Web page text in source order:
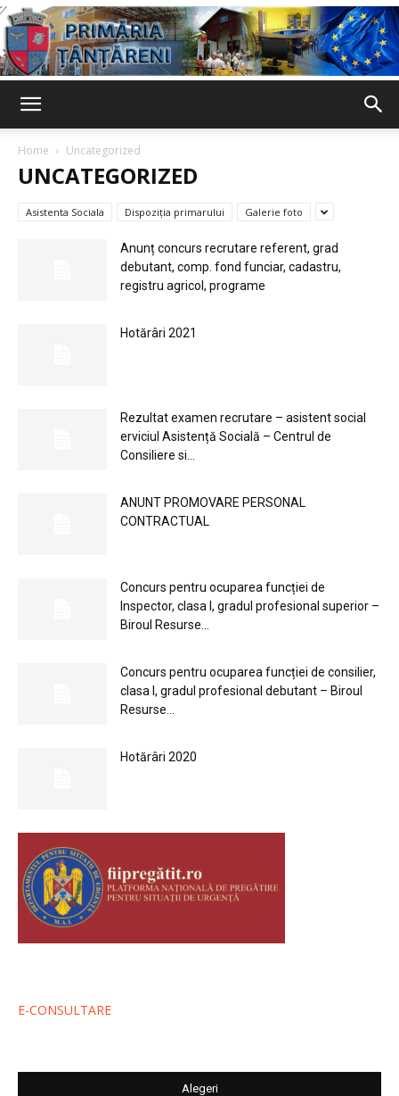
Home Uncategorized
UNCATEGORIZED
Asistenta Sociala Dispoziția primarului Galerie foto
Anunț concurs recrutare referent, grad
debutant, comp. fond funciar, cadastru,
registru agricol, programe
Hotărâri 2021
Rezultat examen recrutare – asistent social
erviciul Asistență Socială – Centrul de
Consiliere si...
ANUNT PROMOVARE PERSONAL
CONTRACTUAL
Concurs pentru ocuparea funcției de
Inspector, clasa I, gradul profesional superior –
Biroul Resurse...
Concurs pentru ocuparea funcției de consilier,
clasa I, gradul profesional debutant – Biroul
Resurse...
Hotărâri 2020
E-CONSULTARE
Alegeri